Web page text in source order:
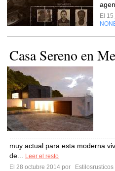
El
Casa Sereno en
muy actual para esta moderna
de...
Leer el resto
El 28 octubre 2014 por
Estilosrusticos